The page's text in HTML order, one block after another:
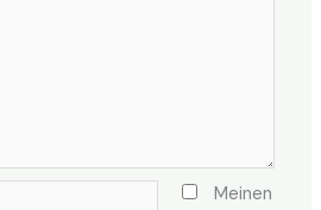
Meinen